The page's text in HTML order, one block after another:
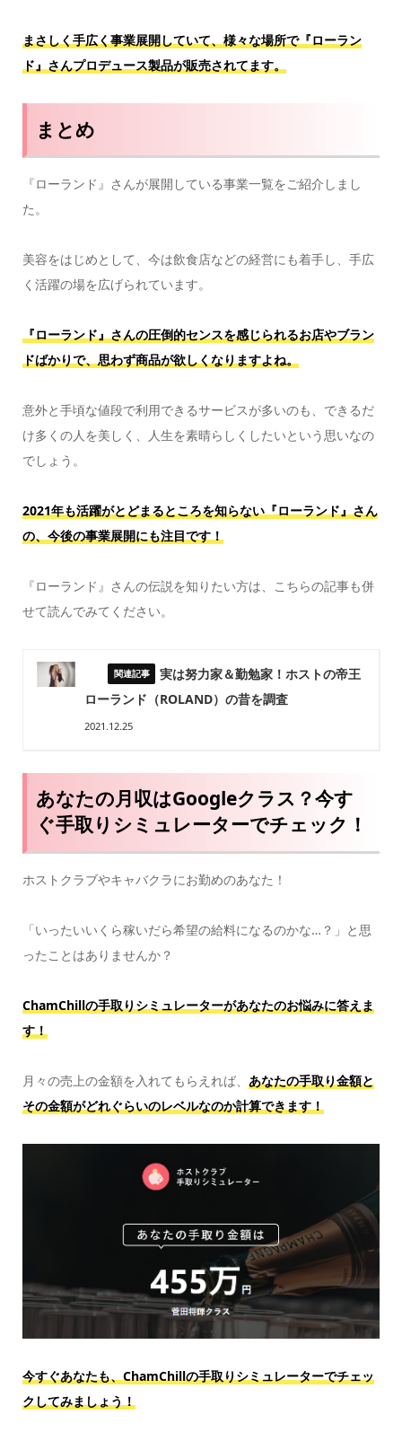
まさしく手広く事業展開していて、様々な場所で『ローラン
ド』さんプロデュース製品が販売されてます。
まとめ
『ローランド』さんが展開している事業一覧をご紹介しまし
た。
美容をはじめとして、今は飲食店などの経営にも着手し、手広
く活躍の場を広げられています。
『ローランド』さんの圧倒的センスを感じられるお店やブラン
ドばかりで、思わず商品が欲しくなりますよね。
意外と手頃な値段で利用できるサービスが多いのも、できるだ
け多くの人を美しく、人生を素晴らしくしたいという思いなの
でしょう。
2021年も活躍がとどまるところを知らない『ローランド』さん
の、今後の事業展開にも注目です！
『ローランド』さんの伝説を知りたい方は、こちらの記事も併
せて読んでみてください。
実は努力家＆勤勉家！ホストの帝王
ローランド（ROLAND）の昔を調査
2021.12.25
あなたの月収はGoogleクラス？今す
ぐ手取りシミュレーターでチェック！
ホストクラブやキャバクラにお勤めのあなた！
「いったいいくら稼いだら希望の給料になるのかな…？」と思
ったことはありませんか？
ChamChillの手取りシミュレーターがあなたのお悩みに答えま
す！
月々の売上の金額を入れてもらえれば、 あなたの手取り金額と
その金額がどれぐらいのレベルなのか計算できます！
今すぐあなたも、ChamChillの手取りシミュレーターでチェッ
クしてみましょう！